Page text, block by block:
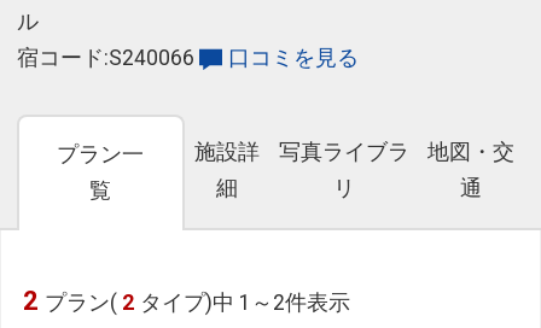
ル
宿コード:S240066
口コミを見る
プラン一
覧
施設詳
細
写真ライブラ
リ
地図・交
通
2 プラン( 2 タイプ)中 1～2件表示